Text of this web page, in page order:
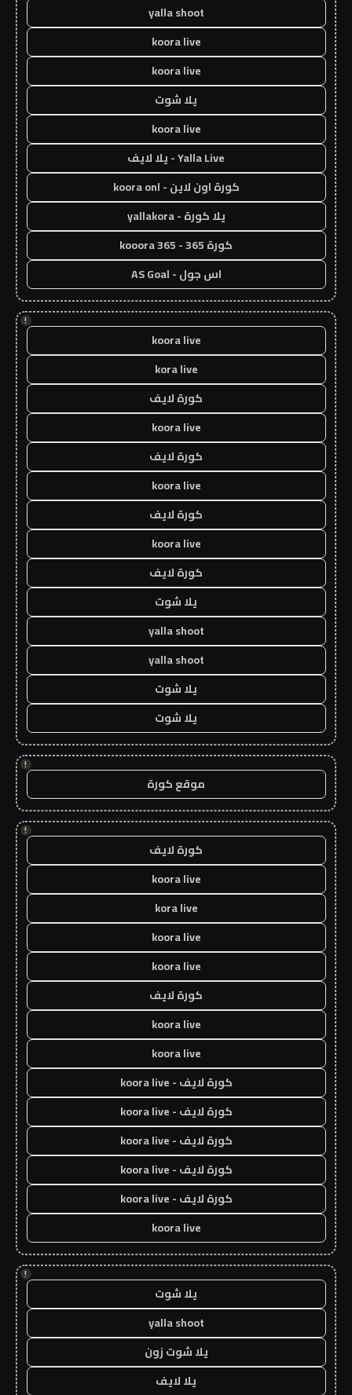
yalla shoot
koora live
koora live
يلا شوت
koora live
Yalla Live - يلا لايف
كورة اون لاين - koora onl
يلا كورة - yallakora
كورة 365 - kooora 365
اس جول - AS Goal
!
koora live
kora live
كورة لايف
koora live
كورة لايف
koora live
كورة لايف
koora live
كورة لايف
يلا شوت
yalla shoot
yalla shoot
يلا شوت
يلا شوت
!
موقع كورة
!
كورة لايف
koora live
kora live
koora live
koora live
كورة لايف
koora live
koora live
كورة لايف - koora live
كورة لايف - koora live
كورة لايف - koora live
كورة لايف - koora live
كورة لايف - koora live
koora live
!
يلا شوت
yalla shoot
يلا شوت زون
يلا لايف